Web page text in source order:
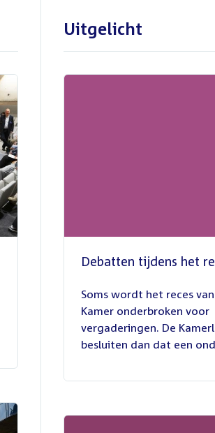
Uitgelicht
Debatten tijdens het
juli
2026
Soms wordt het reces
Kamer onderbroken voor
vergaderingen. De
besluiten dan dat een